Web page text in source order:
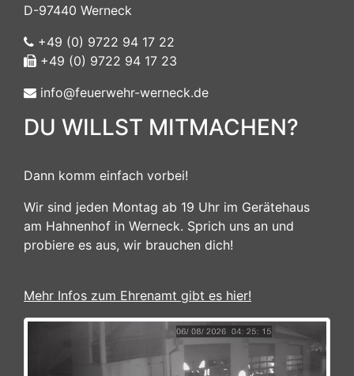
D-97440 Werneck
+49 (0) 9722 94 17 22
+49 (0) 9722 94 17 23
info@feuerwehr-werneck.de
DU WILLST MITMACHEN?
Dann komm einfach vorbei!
Wir sind jeden Montag ab 19 Uhr im Gerätehaus
am Hahnenhof in Werneck. Sprich uns an und
probiere es aus, wir brauchen dich!
Mehr Infos zum Ehrenamt gibt es hier!